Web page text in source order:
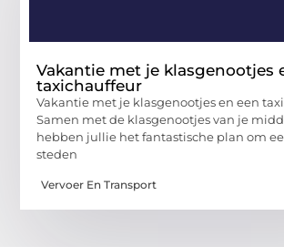
Vakantie met je klasgenootjes
taxichauffeur
Vakantie met je klasgenootjes en een
Samen met de klasgenootjes van je
hebben jullie het fantastische plan om
steden
Vervoer En Transport